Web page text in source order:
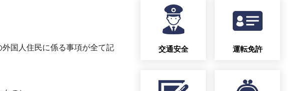
国人住民に係る事項が全て記
交通安全 運転免許